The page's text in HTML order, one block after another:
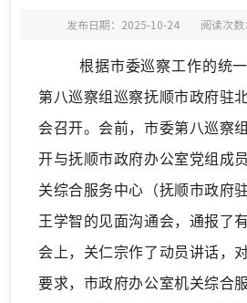
发布日期：2025-10-24 阅读次数
根据市委巡察工作的统
第八巡察组巡察抚顺市政府驻
会召开。会前，市委第八巡察
开与抚顺市政府办公室党组成
关综合服务中心（抚顺市政府
王学智的见面沟通会，通报了
会上， 关仁宗作了动员讲话，
要求， 市政府办公室机关综合